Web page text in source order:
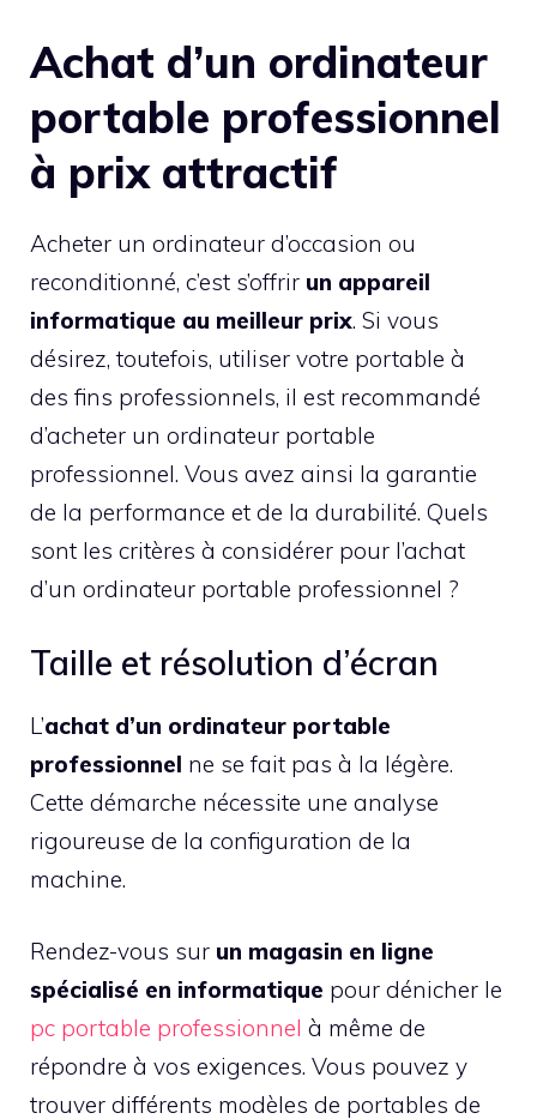
Achat d’un ordinateur
portable professionnel
à prix attractif
Acheter un ordinateur d’occasion ou
reconditionné, c’est s’offrir un appareil
informatique au meilleur prix. Si vous
désirez, toutefois, utiliser votre portable à
des fins professionnels, il est recommandé
d’acheter un ordinateur portable
professionnel. Vous avez ainsi la garantie
de la performance et de la durabilité. Quels
sont les critères à considérer pour l’achat
d’un ordinateur portable professionnel ?
Taille et résolution d’écran
L’achat d’un ordinateur portable
professionnel ne se fait pas à la légère.
Cette démarche nécessite une analyse
rigoureuse de la configuration de la
machine.
Rendez-vous sur un magasin en ligne
spécialisé en informatique pour dénicher le
pc portable professionnel à même de
répondre à vos exigences. Vous pouvez y
trouver différents modèles de portables de